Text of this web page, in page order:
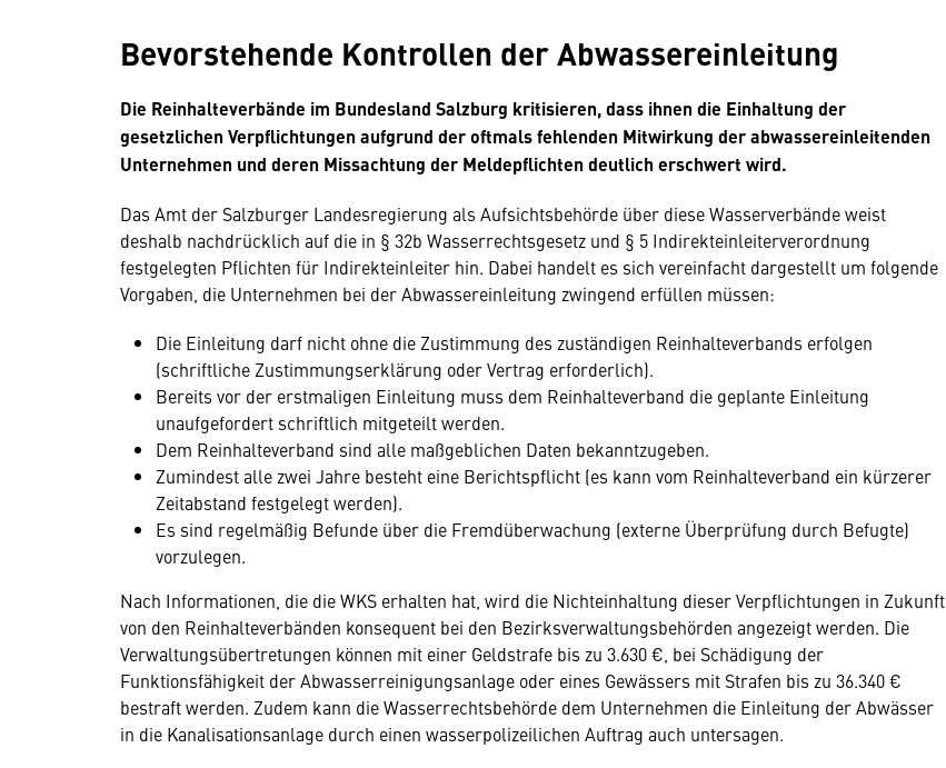
Bevorstehende Kontrollen der Abwassereinleitung
Die Reinhalteverbände im Bundesland Salzburg kritisieren, dass ihnen die Einhaltung der
gesetzlichen Verpflichtungen aufgrund der oftmals fehlenden Mitwirkung der abwassereinleitenden
Unternehmen und deren Missachtung der Meldepflichten deutlich erschwert wird.
Das Amt der Salzburger Landesregierung als Aufsichtsbehörde über diese Wasserverbände weist
deshalb nachdrücklich auf die in § 32b Wasserrechtsgesetz und § 5 Indirekteinleiterverordnung
festgelegten Pflichten für Indirekteinleiter hin. Dabei handelt es sich vereinfacht dargestellt um folgende
Vorgaben, die Unternehmen bei der Abwassereinleitung zwingend erfüllen müssen:
Die Einleitung darf nicht ohne die Zustimmung des zuständigen Reinhalteverbands erfolgen
(schriftliche Zustimmungserklärung oder Vertrag erforderlich).
Bereits vor der erstmaligen Einleitung muss dem Reinhalteverband die geplante Einleitung
unaufgefordert schriftlich mitgeteilt werden.
Dem Reinhalteverband sind alle maßgeblichen Daten bekanntzugeben.
Zumindest alle zwei Jahre besteht eine Berichtspflicht (es kann vom Reinhalteverband ein kürzerer
Zeitabstand festgelegt werden).
Es sind regelmäßig Befunde über die Fremdüberwachung (externe Überprüfung durch Befugte)
vorzulegen.
Nach Informationen, die die WKS erhalten hat, wird die Nichteinhaltung dieser Verpflichtungen in Zukunft
von den Reinhalteverbänden konsequent bei den Bezirksverwaltungsbehörden angezeigt werden. Die
Verwaltungsübertretungen können mit einer Geldstrafe bis zu 3.630 €, bei Schädigung der
Funktionsfähigkeit der Abwasserreinigungsanlage oder eines Gewässers mit Strafen bis zu 36.340 €
bestraft werden. Zudem kann die Wasserrechtsbehörde dem Unternehmen die Einleitung der Abwässer
in die Kanalisationsanlage durch einen wasserpolizeilichen Auftrag auch untersagen.